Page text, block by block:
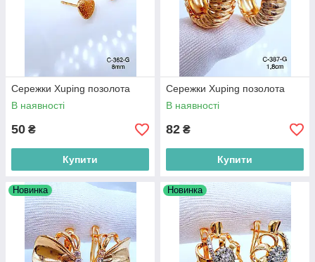
Сережки Xuping позолота
В наявності
50 ₴
Купити
Сережки Xuping позолота
В наявності
82 ₴
Купити
Новинка Новинка